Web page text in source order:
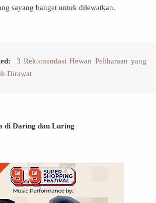
sayang banget untuk dilewatkan.
3 Rekomendasi Hewan Peliharaan yang
Dirawat
di Daring dan Luring